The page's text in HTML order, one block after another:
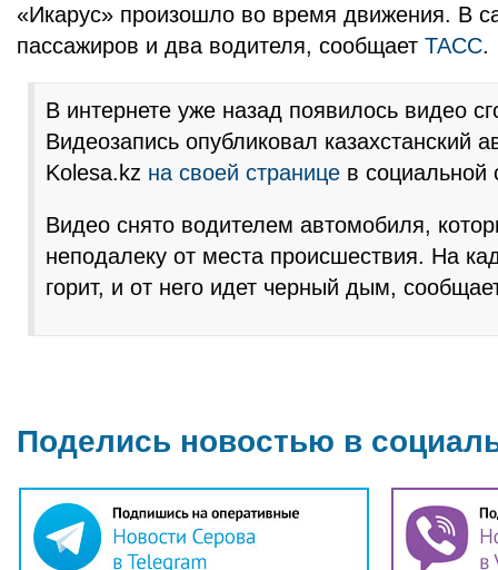
«Икарус» произошло во время движения. В
пассажиров и два водителя, сообщает ТАСС.
В интернете уже назад появилось видео
Видеозапись опубликовал казахстанский
Kolesa.kz на своей странице в социальной
Видео снято водителем автомобиля,
неподалеку от места происшествия. На
горит, и от него идет черный дым,
Поделись новостью в